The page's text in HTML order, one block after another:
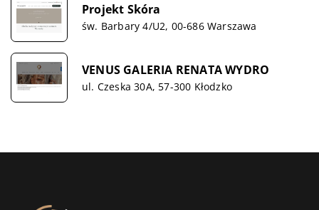
Projekt Skóra
św. Barbary 4/U2, 00-686 Warszawa
VENUS GALERIA RENATA WYDRO
ul. Czeska 30A, 57-300 Kłodzko